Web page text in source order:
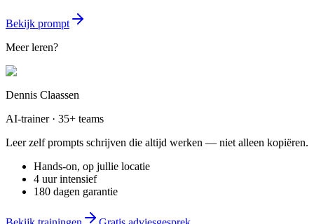
Bekijk prompt
Meer leren?
Dennis Claassen
AI-trainer · 35+ teams
Leer zelf prompts schrijven die altijd werken — niet alleen kopiëren.
Hands-on, op jullie locatie
4 uur intensief
180 dagen garantie